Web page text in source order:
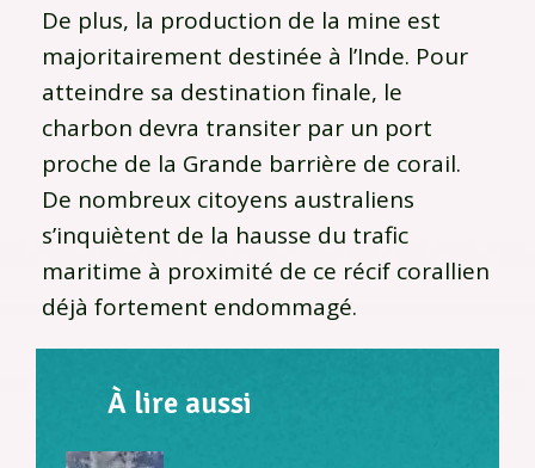
De plus, la production de la mine est
majoritairement destinée à l’Inde. Pour
atteindre sa destination finale, le
charbon devra transiter par un port
proche de la Grande barrière de corail.
De nombreux citoyens australiens
s’inquiètent de la hausse du trafic
maritime à proximité de ce récif corallien
déjà fortement endommagé.
À lire aussi